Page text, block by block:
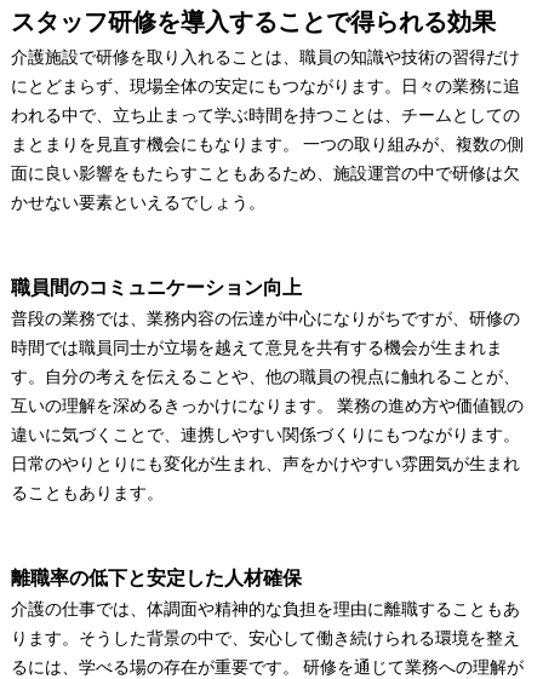
スタッフ研修を導入することで得られる効果
介護施設で研修を取り入れることは、職員の知識や技術の習得だけ
にとどまらず、現場全体の安定にもつながります。日々の業務に追
われる中で、立ち止まって学ぶ時間を持つことは、チームとしての
まとまりを見直す機会にもなります。 一つの取り組みが、複数の側
面に良い影響をもたらすこともあるため、施設運営の中で研修は欠
かせない要素といえるでしょう。
職員間のコミュニケーション向上
普段の業務では、業務内容の伝達が中心になりがちですが、研修の
時間では職員同士が立場を越えて意見を共有する機会が生まれま
す。自分の考えを伝えることや、他の職員の視点に触れることが、
互いの理解を深めるきっかけになります。 業務の進め方や価値観の
違いに気づくことで、連携しやすい関係づくりにもつながります。
日常のやりとりにも変化が生まれ、声をかけやすい雰囲気が生まれ
ることもあります。
離職率の低下と安定した人材確保
介護の仕事では、体調面や精神的な負担を理由に離職することもあ
ります。そうした背景の中で、安心して働き続けられる環境を整え
るには、学べる場の存在が重要です。 研修を通じて業務への理解が